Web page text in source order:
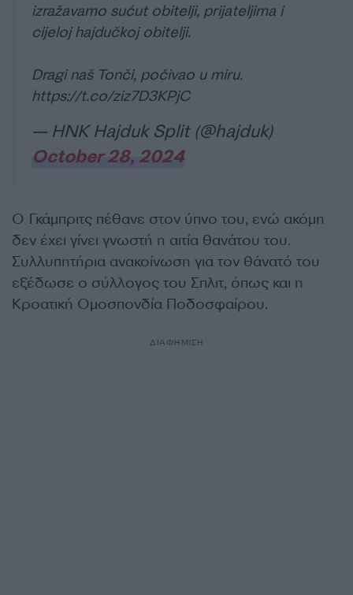
izražavamo sućut obitelji, prijateljima i
cijeloj hajdučkoj obitelji.
Dragi naš Tonči, počivao u miru.
https://t.co/ziz7D3KPjC
— HNK Hajduk Split (@hajduk)
October 28, 2024
Ο Γκάμπριτς πέθανε στον ύπνο του, ενώ ακόμη
δεν έχει γίνει γνωστή η αιτία θανάτου του.
Συλλυπητήρια ανακοίνωση για τον θάνατό του
εξέδωσε ο σύλλογος του Σπλιτ, όπως και η
Κροατική Ομοσπονδία Ποδοσφαίρου.
ΔΙΑΦΗΜΙΣΗ